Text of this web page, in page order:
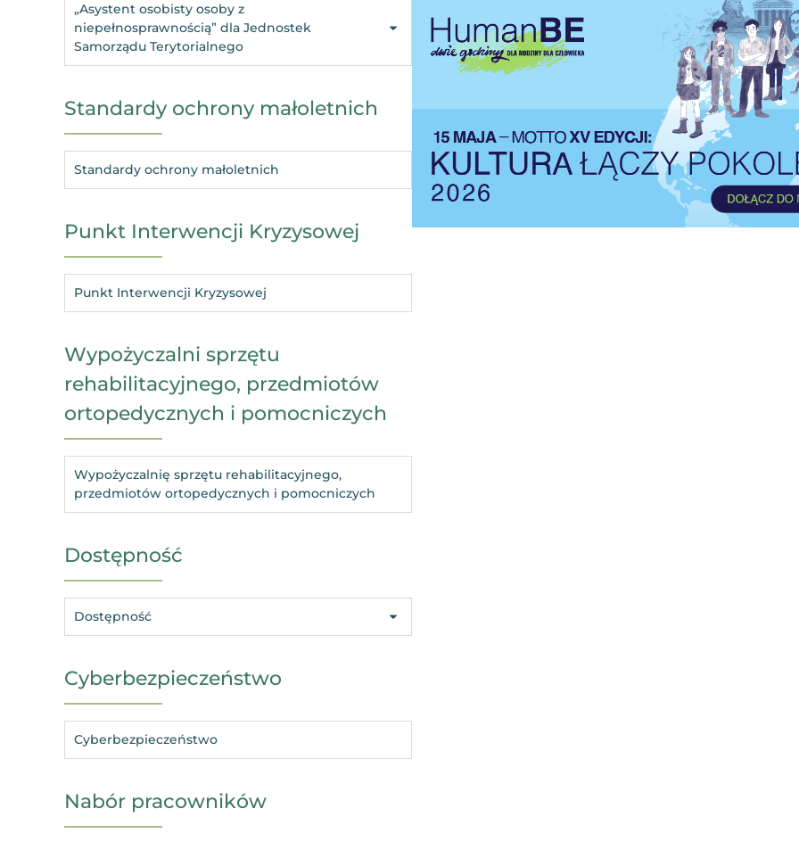
„Asystent osobisty osoby z
niepełnosprawnością” dla Jednostek
Samorządu Terytorialnego
Standardy ochrony małoletnich
Standardy ochrony małoletnich
Punkt Interwencji Kryzysowej
Punkt Interwencji Kryzysowej
Wypożyczalni sprzętu
rehabilitacyjnego, przedmiotów
ortopedycznych i pomocniczych
Wypożyczalnię sprzętu rehabilitacyjnego,
przedmiotów ortopedycznych i pomocniczych
Dostępność
Dostępność
Cyberbezpieczeństwo
Cyberbezpieczeństwo
Nabór pracowników